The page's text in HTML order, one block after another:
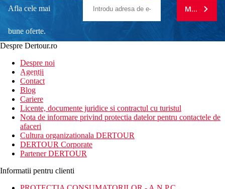
Afla cele mai
bune oferte.
newsletter!
MA
Despre Dertour.ro
Despre noi
Agentii
Contact
Blog
Cariere
Licente, documente juridice si contractul cu turistul
Nota de informare privind protectia datelor pentru contactele de
afaceri
Cultura organizationala DERTOUR
DERTOUR Corporate
Partener DERTOUR
Informatii pentru clienti